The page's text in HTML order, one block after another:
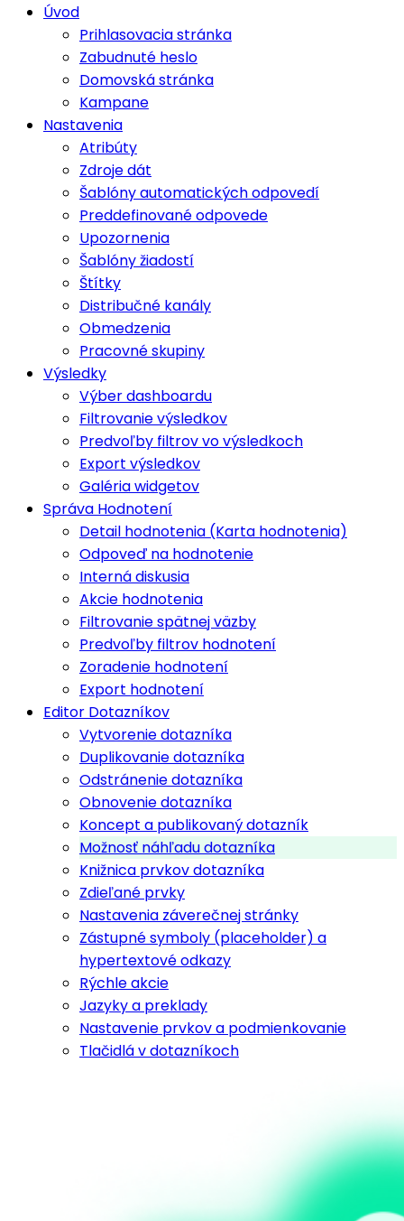
Úvod
Prihlasovacia stránka
Zabudnuté heslo
Domovská stránka
Kampane
Nastavenia
Atribúty
Zdroje dát
Šablóny automatických odpovedí
Preddefinované odpovede
Upozornenia
Šablóny žiadostí
Štítky
Distribučné kanály
Obmedzenia
Pracovné skupiny
Výsledky
Výber dashboardu
Filtrovanie výsledkov
Predvoľby filtrov vo výsledkoch
Export výsledkov
Galéria widgetov
Správa Hodnotení
Detail hodnotenia (Karta hodnotenia)
Odpoveď na hodnotenie
Interná diskusia
Akcie hodnotenia
Filtrovanie spätnej väzby
Predvoľby filtrov hodnotení
Zoradenie hodnotení
Export hodnotení
Editor Dotazníkov
Vytvorenie dotazníka
Duplikovanie dotazníka
Odstránenie dotazníka
Obnovenie dotazníka
Koncept a publikovaný dotazník
Možnosť náhľadu dotazníka
Knižnica prvkov dotazníka
Zdieľané prvky
Nastavenia záverečnej stránky
Zástupné symboly (placeholder) a
hypertextové odkazy
Rýchle akcie
Jazyky a preklady
Nastavenie prvkov a podmienkovanie
Tlačidlá v dotazníkoch